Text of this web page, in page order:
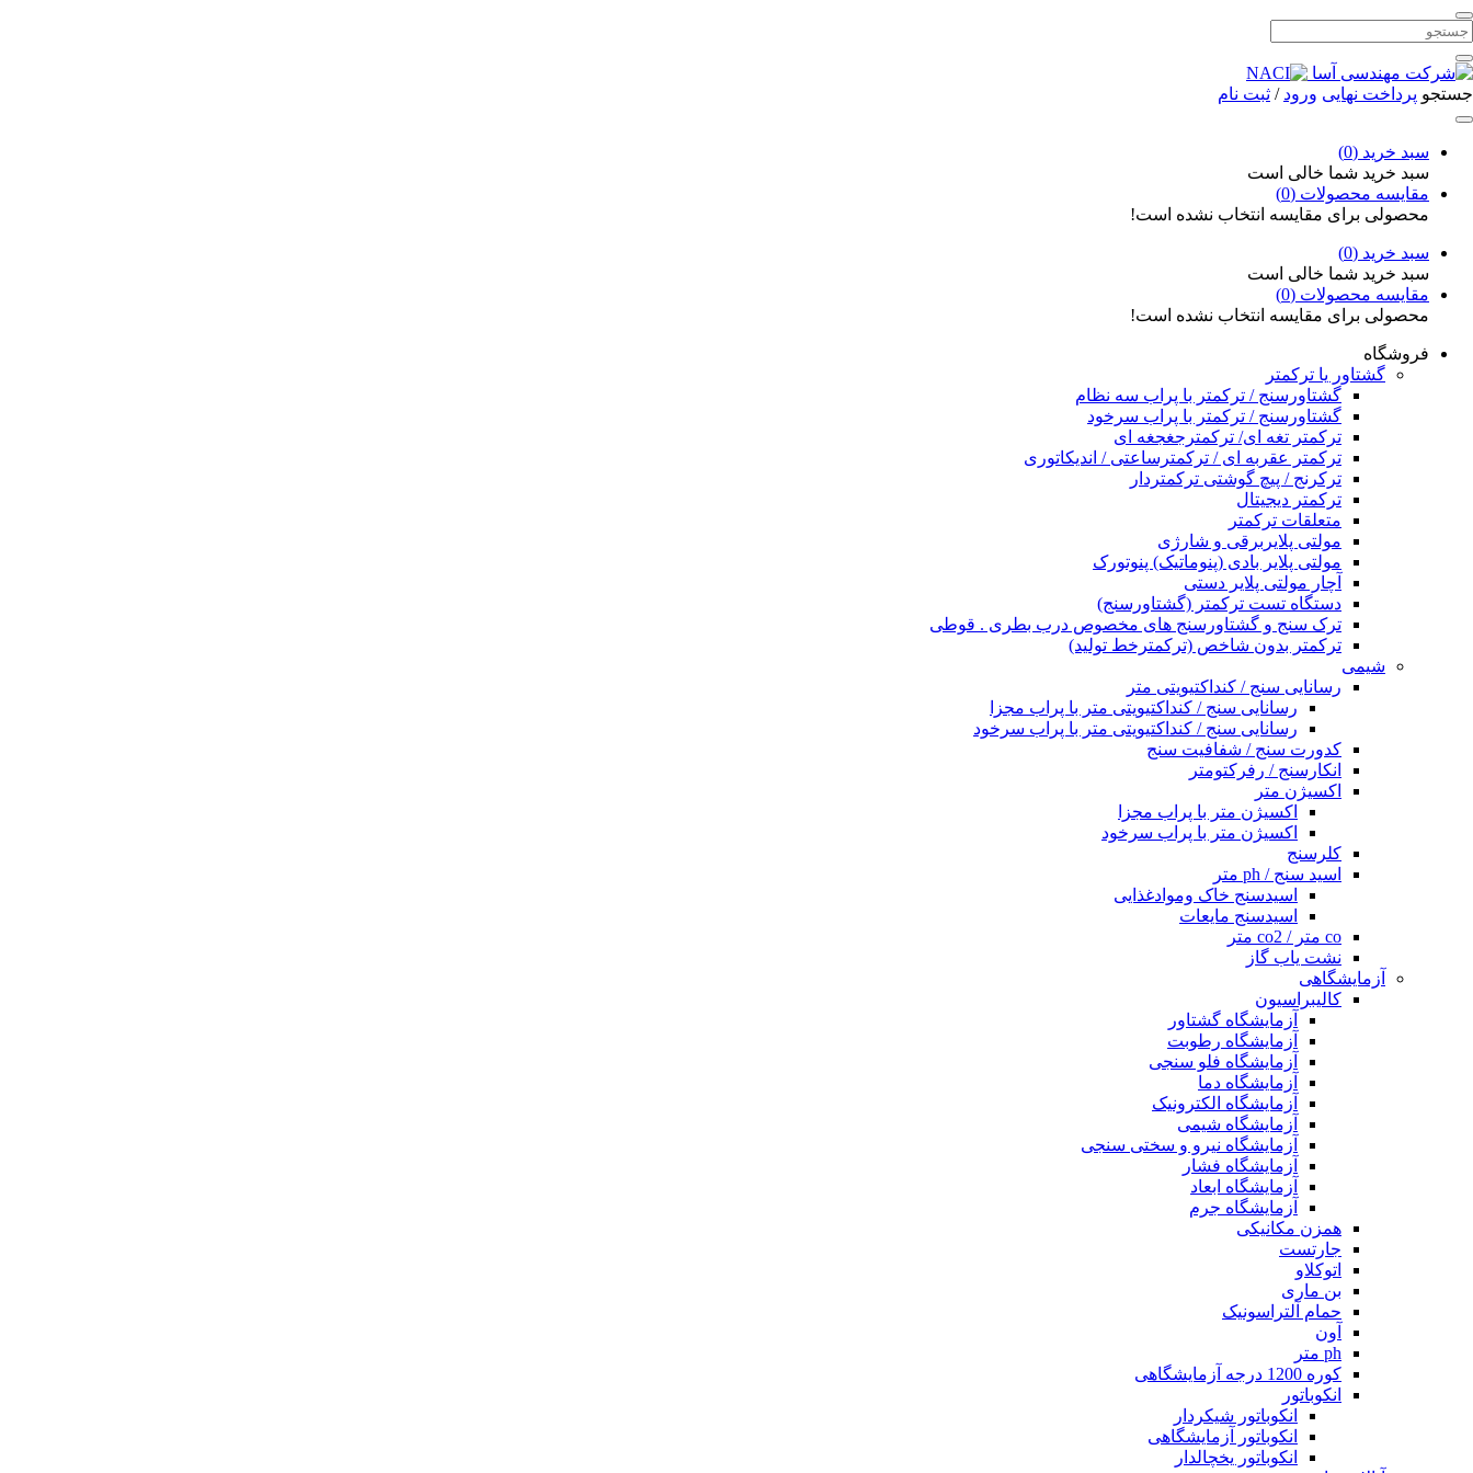
جستجو پرداخت نهایی ورود / ثبت نام
سبد خرید (0
)
سبد خرید شما خالی است
مقایسه محصولات (0
)
محصولی برای مقایسه انتخاب نشده است!
سبد خرید (0
)
سبد خرید شما خالی است
مقایسه محصولات (0
)
محصولی برای مقایسه انتخاب نشده است!
فروشگاه
گشتاور یا ترکمتر
گشتاورسنج / ترکمتر با پراب سه نظام
گشتاورسنج / ترکمتر با پراب سرخود
ترکمتر تغه ای/ ترکمترجغجغه ای
ترکمتر عقربه ای / ترکمترساعتی / اندیکاتوری
ترکرنج / پیچ گوشتی ترکمتردار
ترکمتر دیجیتال
متعلقات ترکمتر
مولتی پلایربرقی و شارژی
مولتی پلایر بادی (پنوماتیک) پنوتورک
آچار مولتی پلایر دستی
دستگاه تست ترکمتر (گشتاورسنج)
ترک سنج و گشتاورسنج های مخصوص درب بطری . قوطی
ترکمتر بدون شاخص (ترکمترخط تولید)
شیمی
رسانایی سنج / کنداکتیویتی متر
رسانایی سنج / کنداکتیویتی متر با پراب مجزا
رسانایی سنج / کنداکتیویتی متر با پراب سرخود
کدورت سنج / شفافیت سنج
انکارسنج / رفرکتومتر
اکسیژن متر
اکسیژن متر با پراب مجزا
اکسیژن متر با پراب سرخود
کلرسنج
اسید سنج / ph متر
اسیدسنج خاک وموادغذایی
اسیدسنج مایعات
co متر / co2 متر
نشت یاب گاز
آزمایشگاهی
کالیبراسیون
آزمایشگاه گشتاور
آزمایشگاه رطوبت
آزمایشگاه فلو سنجی
آزمایشگاه دما
آزمایشگاه الکترونیک
آزمایشگاه شیمی
آزمایشگاه نیرو و سختی سنجی
آزمایشگاه فشار
آزمایشگاه ابعاد
آزمایشگاه جرم
همزن مکانیکی
جارتست
اتوکلاو
بن ماری
حمام آلتراسونیک
آون
ph متر
کوره 1200 درجه آزمایشگاهی
انکوباتور
انکوباتور شیکردار
انکوباتور آزمایشگاهی
انکوباتور یخچالدار